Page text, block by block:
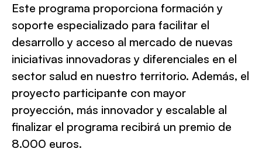
Este programa proporciona formación y
soporte especializado para facilitar el
desarrollo y acceso al mercado de nuevas
iniciativas innovadoras y diferenciales en el
sector salud en nuestro territorio. Además, el
proyecto participante con mayor
proyección, más innovador y escalable al
finalizar el programa recibirá un premio de
8.000 euros.